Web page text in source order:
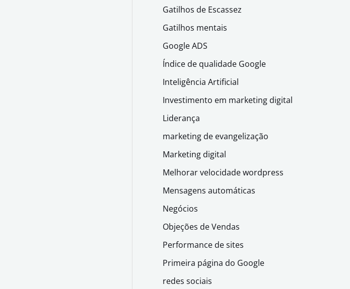
Gatilhos de Escassez
Gatilhos mentais
Google ADS
Índice de qualidade Google
Inteligência Artificial
Investimento em marketing digital
Liderança
marketing de evangelização
Marketing digital
Melhorar velocidade wordpress
Mensagens automáticas
Negócios
Objeções de Vendas
Performance de sites
Primeira página do Google
redes sociais